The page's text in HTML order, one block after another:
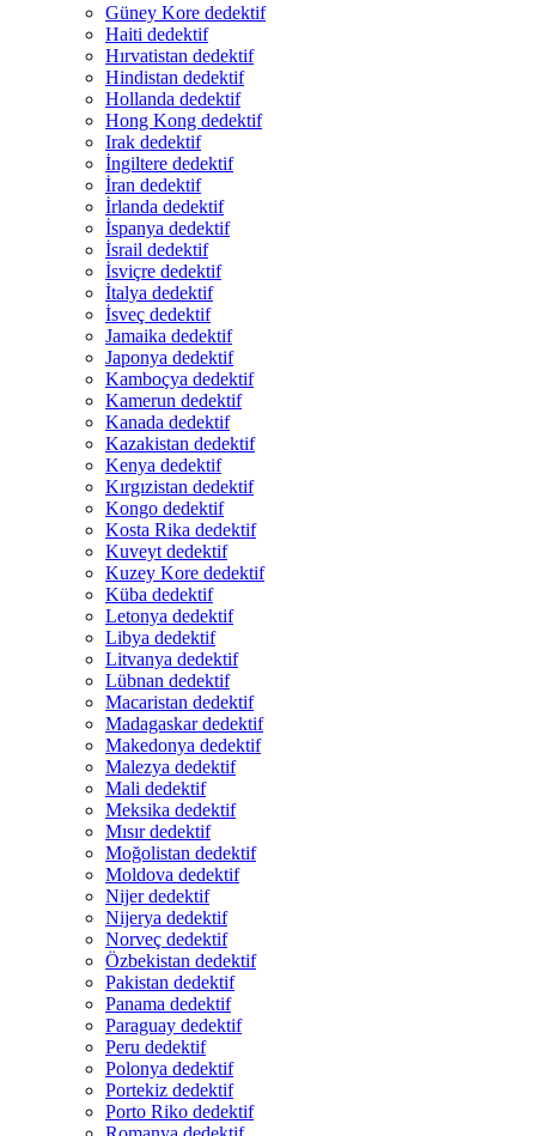
Güney Kore dedektif
Haiti dedektif
Hırvatistan dedektif
Hindistan dedektif
Hollanda dedektif
Hong Kong dedektif
Irak dedektif
İngiltere dedektif
İran dedektif
İrlanda dedektif
İspanya dedektif
İsrail dedektif
İsviçre dedektif
İtalya dedektif
İsveç dedektif
Jamaika dedektif
Japonya dedektif
Kamboçya dedektif
Kamerun dedektif
Kanada dedektif
Kazakistan dedektif
Kenya dedektif
Kırgızistan dedektif
Kongo dedektif
Kosta Rika dedektif
Kuveyt dedektif
Kuzey Kore dedektif
Küba dedektif
Letonya dedektif
Libya dedektif
Litvanya dedektif
Lübnan dedektif
Macaristan dedektif
Madagaskar dedektif
Makedonya dedektif
Malezya dedektif
Mali dedektif
Meksika dedektif
Mısır dedektif
Moğolistan dedektif
Moldova dedektif
Nijer dedektif
Nijerya dedektif
Norveç dedektif
Özbekistan dedektif
Pakistan dedektif
Panama dedektif
Paraguay dedektif
Peru dedektif
Polonya dedektif
Portekiz dedektif
Porto Riko dedektif